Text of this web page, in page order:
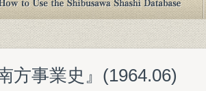
方事業史』(1964.06)